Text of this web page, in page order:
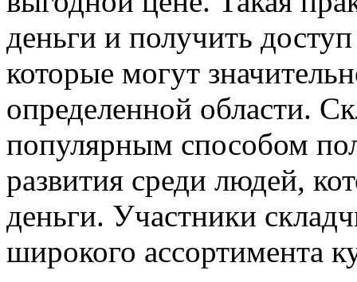
деньги и получить
которые могут
определенной области.
популярным способом
развития среди людей,
деньги. Участники
широкого ассортимента